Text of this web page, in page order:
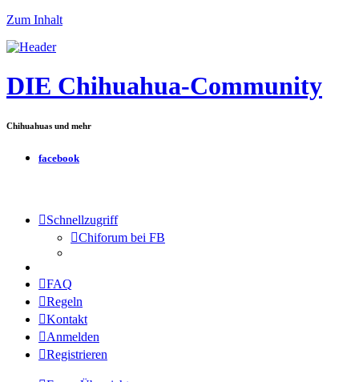
Zum Inhalt
DIE Chihuahua-Community
Chihuahuas und mehr
facebook
Schnellzugriff
Chiforum bei FB
FAQ
Regeln
Kontakt
Anmelden
Registrieren